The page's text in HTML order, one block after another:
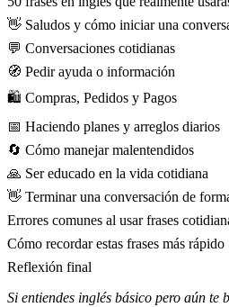
👋 Saludos y cómo iniciar una
💬 Conversaciones cotidianas
🧭 Pedir ayuda o información
🛍️ Compras, Pedidos y Pagos
📅 Haciendo planes y arreglos diarios
🔄 Cómo manejar malentendidos
🙏 Ser educado en la vida cotidiana
👋 Terminar una conversación de
Errores comunes al usar frases
Cómo recordar estas frases más rápido
Reflexión final
Si entiendes inglés básico pero aún te